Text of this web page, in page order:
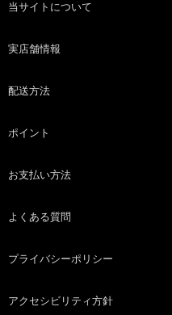
当サイトについて
実店舗情報
配送方法
ポイント
お支払い方法
よくある質問
プライバシーポリシー
アクセシビリティ方針